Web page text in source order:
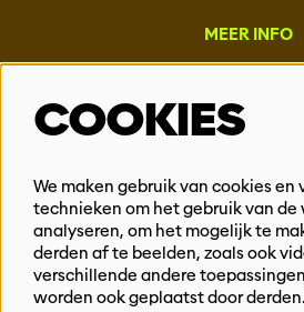
MEER INFO
Vacatures
Events &
Privacy
BLIJF OP DE
COOKIES
We maken gebruik van cookies en
technieken om het gebruik van de
analyseren, om het mogelijk te
derden af te beelden, zoals ook
verschillende andere
worden ook geplaatst door derden.